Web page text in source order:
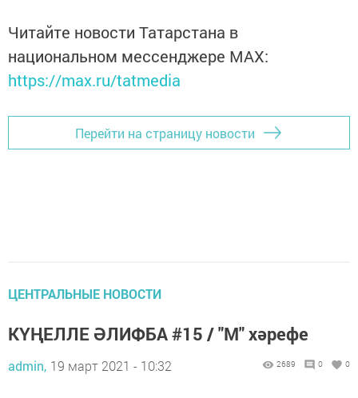
Читайте новости Татарстана в
национальном мессенджере MАХ:
https://max.ru/tatmedia
Перейти на страницу новости
ЦЕНТРАЛЬНЫЕ НОВОСТИ
КҮҢЕЛЛЕ ӘЛИФБА #15 / "М" хәрефе
admin, 19 март 2021 - 10:32 2689 0 0